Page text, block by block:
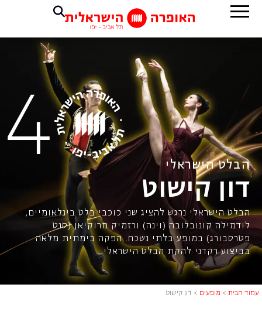
הבלט הישראלי
דון קישוט
הבלט הישראלי נרגש להציג שני כוכבי בלט בינלאומיים,
לודמילה קונובלובה (וינה) ורזמיק מרוקיאן (סנט
פטרסבורג) במופע בלתי נשכח. הפקה בימתית מלאה
בביצוע רקדני להקת הבלט הישראלי.
עמוד הבית > מופעים > דון קישוט